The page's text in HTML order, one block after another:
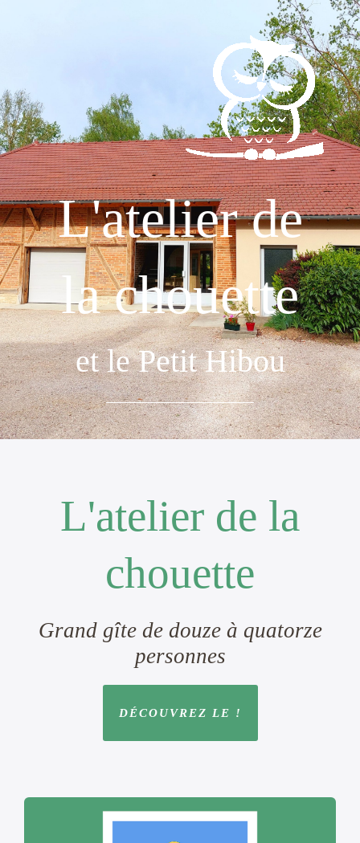
L'atelier de
la chouette
et le Petit Hibou
L'atelier de la
chouette
Grand gîte de douze à quatorze
personnes
DÉCOUVREZ LE !